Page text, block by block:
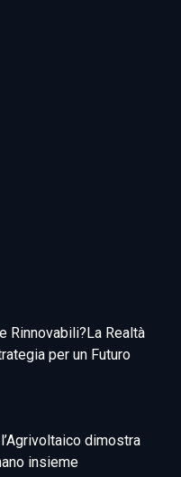
Rinnovabili?La Realtà
per un Futuro
dimostra
insieme